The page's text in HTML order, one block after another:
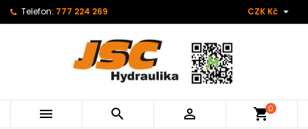
Telefon: 777 224 269 CZK Kč 
   shopping_cart0